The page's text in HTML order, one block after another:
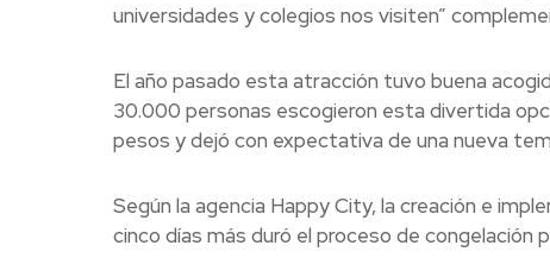
universidades y colegios nos visiten”
El año pasado esta atracción tuvo buena
30.000 personas escogieron esta divertida
pesos y dejó con expectativa de una nueva
Según la agencia Happy City, la creación e
cinco días más duró el proceso de